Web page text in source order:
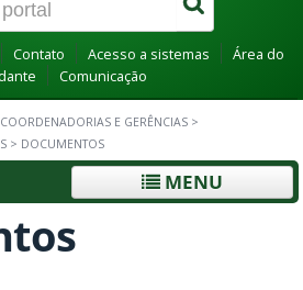
Contato Acesso a sistemas
Área do
Comunicação
COORDENADORIAS E GERÊNCIAS >
> DOCUMENTOS
MENU